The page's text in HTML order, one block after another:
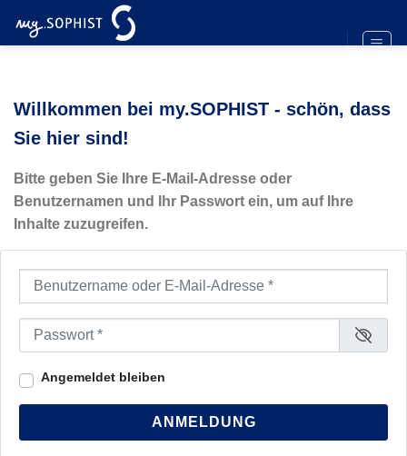
Inhalt
Willkommen bei my.SOPHIST - schön, dass
Sie hier sind!
Bitte geben Sie Ihre E-Mail-Adresse oder
Benutzernamen und Ihr Passwort ein, um auf Ihre
Inhalte zuzugreifen.
Benutzername oder E-Mail-Adresse
Passwort
Angemeldet bleiben
ANMELDUNG